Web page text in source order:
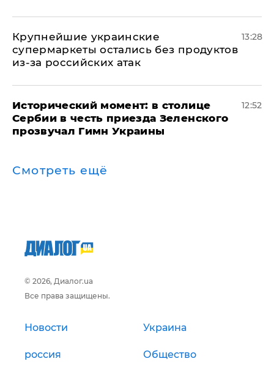
Крупнейшие украинские
супермаркеты остались без продуктов
из-за российских атак
13:28
Исторический момент: в столице
Сербии в честь приезда Зеленского
прозвучал Гимн Украины
12:52
Смотреть ещё
© 2026, Диалог.ua
Все права защищены.
Новости Украина
россия Общество